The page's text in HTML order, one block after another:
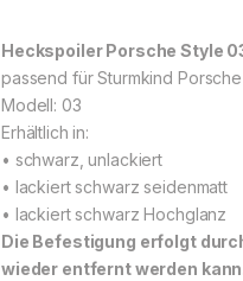
Heckspoiler Porsche Style
passend für Sturmkind
Modell: 03
Erhältlich in:
• schwarz, unlackiert
• lackiert schwarz seidenmatt
• lackiert schwarz Hochglanz
Die Befestigung erfolgt
wieder entfernt werden